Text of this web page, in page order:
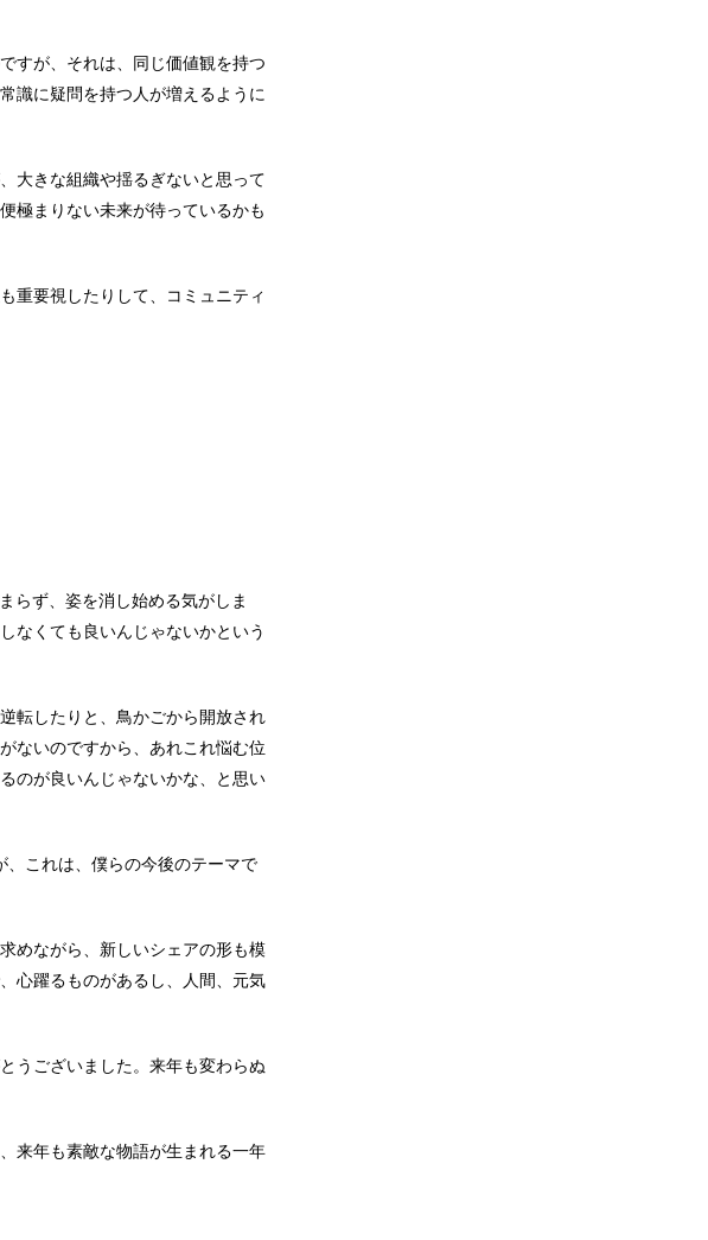
すが、それは、同じ価値観を持つ
識に疑問を持つ人が増えるように
大きな組織や揺るぎないと思って
極まりない未来が待っているかも
重要視したりして、コミュニティ
らず、姿を消し始める気がしま
なくても良いんじゃないかという
転したりと、鳥かごから開放され
ないのですから、あれこれ悩む位
のが良いんじゃないかな、と思い
、これは、僕らの今後のテーマで
めながら、新しいシェアの形も模
心躍るものがあるし、人間、元気
うございました。来年も変わらぬ
来年も素敵な物語が生まれる一年